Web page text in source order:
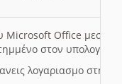
Microsoft Office μεσω
στον
λογαριασμο στη